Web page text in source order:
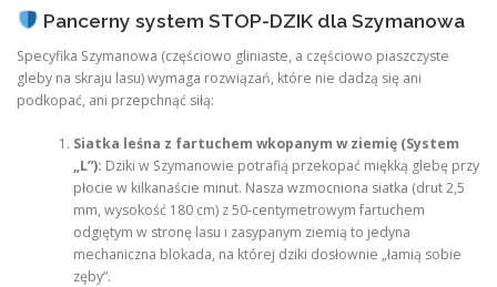
Pancerny system STOP-DZIK dla Szymanowa
Specyfika Szymanowa (częściowo gliniaste, a częściowo piaszczyste
gleby na skraju lasu) wymaga rozwiązań, które nie dadzą się ani
podkopać, ani przepchnąć siłą:
Siatka leśna z fartuchem wkopanym w ziemię (System
„L”): Dziki w Szymanowie potrafią przekopać miękką glebę przy
płocie w kilkanaście minut. Nasza wzmocniona siatka (drut 2,5
mm, wysokość 180 cm) z 50-centymetrowym fartuchem
odgiętym w stronę lasu i zasypanym ziemią to jedyna
mechaniczna blokada, na której dziki dosłownie „łamią sobie
zęby”.